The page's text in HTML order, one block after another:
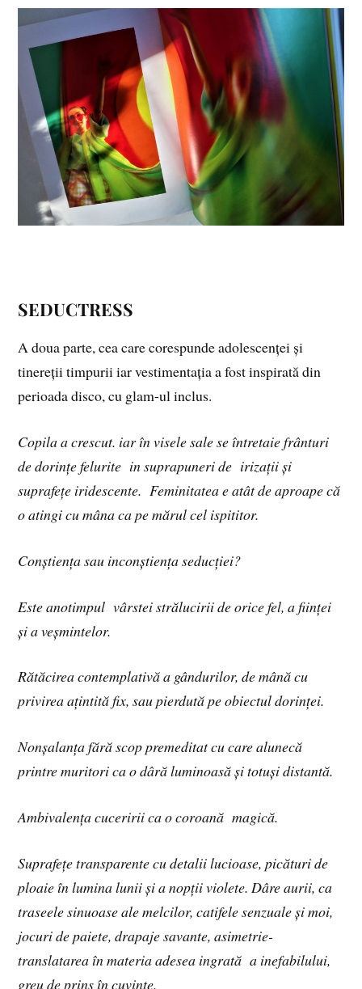
SEDUCTRESS
A doua parte, cea care corespunde adolescenței și
tinereții timpurii iar vestimentația a fost inspirată din
perioada disco, cu glam-ul inclus.
Copila a crescut. iar în visele sale se întretaie frânturi
de dorințe felurite in suprapuneri de irizații și
suprafețe iridescente. Feminitatea e atât de aproape că
o atingi cu mâna ca pe mărul cel ispititor.
Conștiența sau inconștiența seducției?
Este anotimpul vârstei strălucirii de orice fel, a ființei
și a veșmintelor.
Rătăcirea contemplativă a gândurilor, de mână cu
privirea ațintită fix, sau pierdută pe obiectul dorinței.
Nonșalanța fără scop premeditat cu care alunecă
printre muritori ca o dâră luminoasă și totuși distantă.
Ambivalența cuceririi ca o coroană magică.
Suprafețe transparente cu detalii lucioase, picături de
ploaie în lumina lunii și a nopții violete. Dâre aurii, ca
traseele sinuoase ale melcilor, catifele senzuale și moi,
jocuri de paiete, drapaje savante, asimetrie-
translatarea în materia adesea ingrată a inefabilului,
greu de prins în cuvinte.